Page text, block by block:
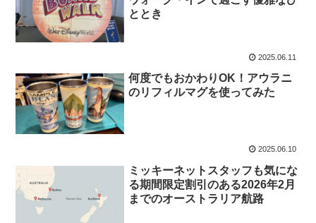
ととき
2025.06.11
何度でもおかわりOK！アウラニ
のリフィルマグを使ってみた
2025.06.10
ミッキーネットスタッフも気にな
る期間限定割引のある2026年2月
までのオーストラリア航路